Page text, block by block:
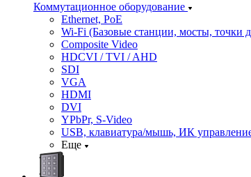
Коммутационное оборудование
Ethernet, PoE
Wi-Fi (Базовые станции, мосты, точки
Composite Video
HDCVI / TVI / AHD
SDI
VGA
HDMI
DVI
YPbPr, S-Video
USB, клавиатура/мышь, ИК
Еще